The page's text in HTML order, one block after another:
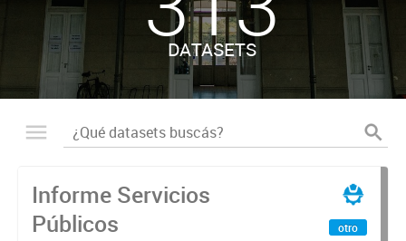
DATASETS
Informe Servicios
Públicos
otro